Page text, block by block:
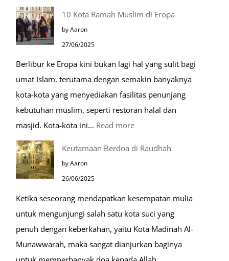
Tiga
Makam
Mulia
Masjid
Nabawi
10 Kota Ramah Muslim di Eropa
by Aaron
27/06/2025
Berlibur ke Eropa kini bukan lagi hal yang sulit bagi
umat Islam, terutama dengan semakin banyaknya
kota-kota yang menyediakan fasilitas penunjang
kebutuhan muslim, seperti restoran halal dan
masjid. Kota-kota ini… Read more:
di
Eropa
Keutamaan Berdoa di Raudhah
by Aaron
26/06/2025
Ketika seseorang mendapatkan kesempatan mulia
untuk mengunjungi salah satu kota suci yang
penuh dengan keberkahan, yaitu Kota Madinah Al-
Munawwarah, maka sangat dianjurkan baginya